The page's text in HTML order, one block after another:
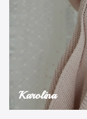
Karolina